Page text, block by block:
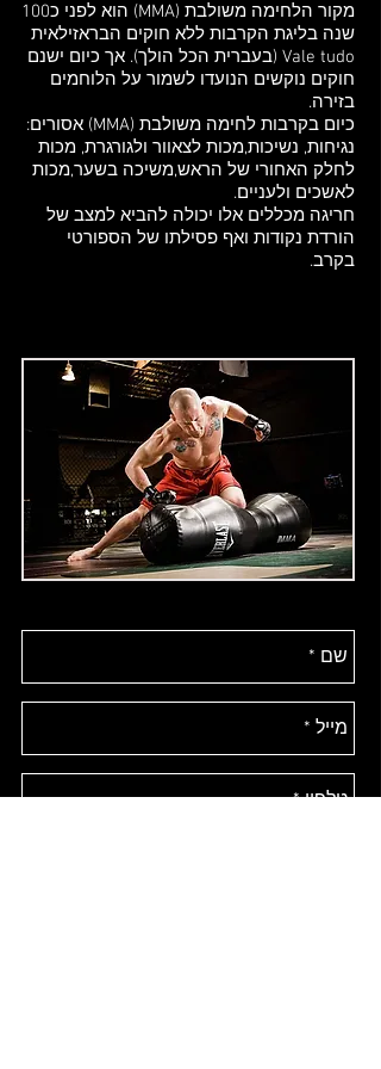
מקור הלחימה משולבת (MMA) הוא לפני כ100
שנה בליגת הקרבות ללא חוקים הבראזילאית
Vale tudo (בעברית הכל הולך). אך כיום ישנם
חוקים נוקשים הנועדו לשמור על הלוחמים
בזירה.
כיום בקרבות לחימה משולבת (MMA) אסורים:
נגיחות, נשיכות,מכות לצאוור ולגורגרת, מכות
לחלק האחורי של הראש,משיכה בשער,מכות
לאשכים ולעניים.
חריגה מכללים אלו יכולה להביא למצב של
הורדת נקודות ואף פסילתו של הספורטי
בקרב.